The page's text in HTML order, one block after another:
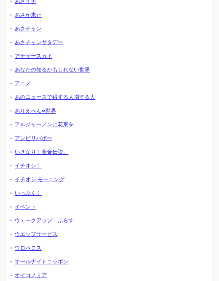
あさが来た
あさチャン
あさチャンサタデー
アナザースカイ
あなたの知るかもしれない世界
アニメ
あのニュースで得する人損する人
ありえへん∞世界
アルジャーノンに花束を
アンビリバボー
いきなり！黄金伝説。
イチオシ！
イチオシ!モーニング
いっぷく！
イベント
ウェークアップ！ぷらす
ウエッブサービス
ウロボロス
オールナイトニッポン
オイコノミア